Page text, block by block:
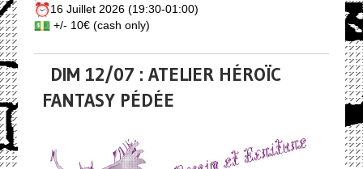
16 Juillet 2026 (19:30-01:00)
+/- 10€ (cash only)
DIM 12/07 : ATELIER HÉROÏC
FANTASY PÉDÉE